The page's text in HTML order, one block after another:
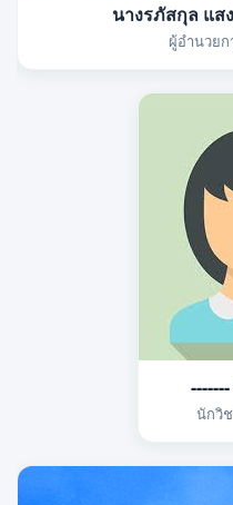
นางรภัสกุล แส
ผู้อำนวยก
นักวิ